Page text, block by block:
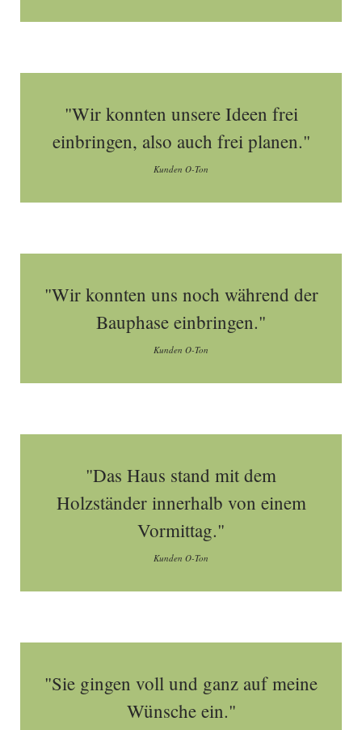
"Wir konnten unsere Ideen frei
einbringen, also auch frei planen."
Kunden O-Ton
"Wir konnten uns noch während der
Bauphase einbringen."
Kunden O-Ton
"Das Haus stand mit dem
Holzständer innerhalb von einem
Vormittag."
Kunden O-Ton
"Sie gingen voll und ganz auf meine
Wünsche ein."